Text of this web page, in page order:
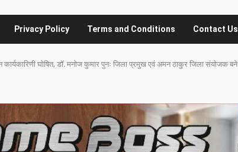
Privacy Policy Terms and Conditions Contact Us
कार्यकारिणी घोषित, डॉ. मनोज कुमार पुनः जिला प्रमुख एवं अमन ठाकुर जिला संयोजक बने